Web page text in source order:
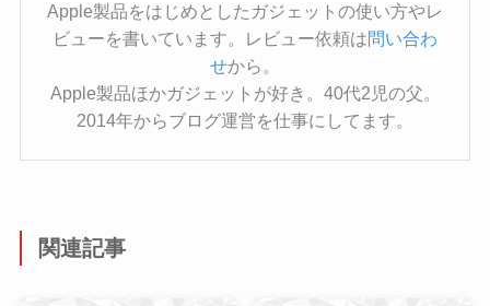
Apple製品をはじめとしたガジェットの使い方やレ
ビューを書いています。レビュー依頼は問い合わ
せから。
Apple製品ほかガジェットが好き。40代2児の父。
2014年からブログ運営を仕事にしてます。
関連記事